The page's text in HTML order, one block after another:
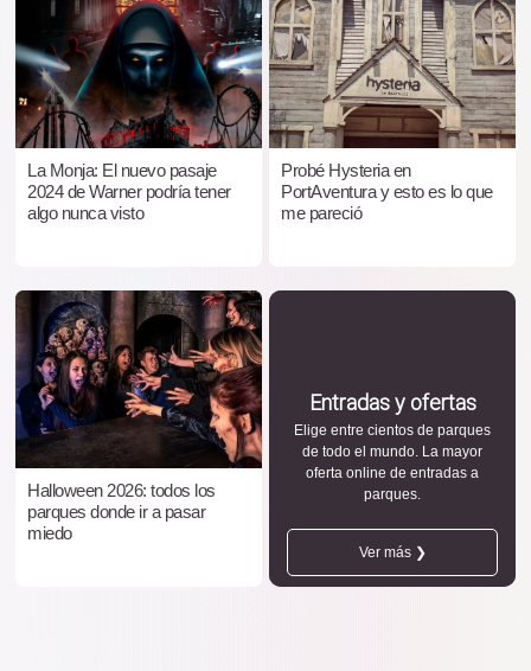
La Monja: El nuevo pasaje
2024 de Warner podría tener
algo nunca visto
Probé Hysteria en
PortAventura y esto es lo que
me pareció
Halloween 2026: todos los
parques donde ir a pasar
miedo
Entradas y ofertas
Elige entre cientos de parques
de todo el mundo. La mayor
oferta online de entradas a
parques.
Ver más ❯